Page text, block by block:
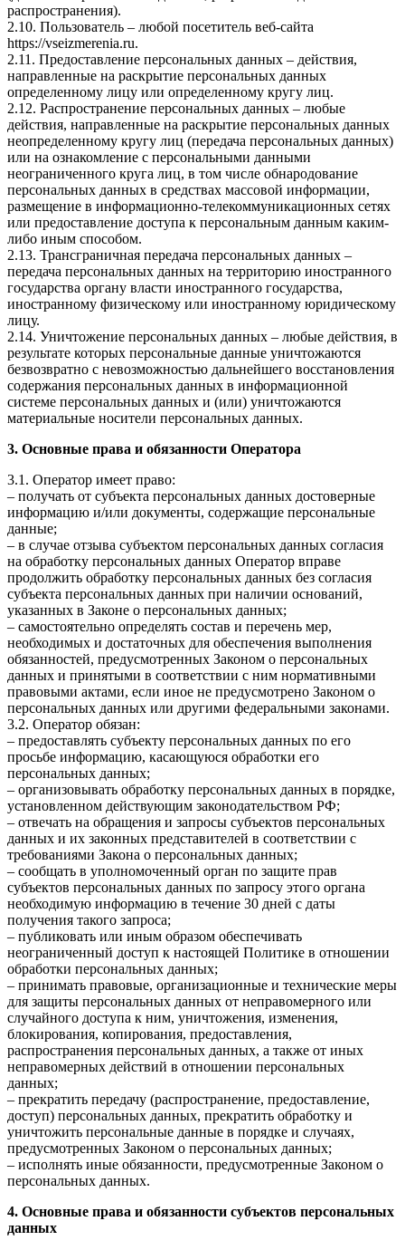
распространения).
2.10. Пользователь – любой посетитель веб-сайта
https://vseizmerenia.ru.
2.11. Предоставление персональных данных – действия,
направленные на раскрытие персональных данных
определенному лицу или определенному кругу лиц.
2.12. Распространение персональных данных – любые
действия, направленные на раскрытие персональных данных
неопределенному кругу лиц (передача персональных данных)
или на ознакомление с персональными данными
неограниченного круга лиц, в том числе обнародование
персональных данных в средствах массовой информации,
размещение в информационно-телекоммуникационных сетях
или предоставление доступа к персональным данным каким-
либо иным способом.
2.13. Трансграничная передача персональных данных –
передача персональных данных на территорию иностранного
государства органу власти иностранного государства,
иностранному физическому или иностранному юридическому
лицу.
2.14. Уничтожение персональных данных – любые действия, в
результате которых персональные данные уничтожаются
безвозвратно с невозможностью дальнейшего восстановления
содержания персональных данных в информационной
системе персональных данных и (или) уничтожаются
материальные носители персональных данных.
3. Основные права и обязанности Оператора
3.1. Оператор имеет право:
– получать от субъекта персональных данных достоверные
информацию и/или документы, содержащие персональные
данные;
– в случае отзыва субъектом персональных данных согласия
на обработку персональных данных Оператор вправе
продолжить обработку персональных данных без согласия
субъекта персональных данных при наличии оснований,
указанных в Законе о персональных данных;
– самостоятельно определять состав и перечень мер,
необходимых и достаточных для обеспечения выполнения
обязанностей, предусмотренных Законом о персональных
данных и принятыми в соответствии с ним нормативными
правовыми актами, если иное не предусмотрено Законом о
персональных данных или другими федеральными законами.
3.2. Оператор обязан:
– предоставлять субъекту персональных данных по его
просьбе информацию, касающуюся обработки его
персональных данных;
– организовывать обработку персональных данных в порядке,
установленном действующим законодательством РФ;
– отвечать на обращения и запросы субъектов персональных
данных и их законных представителей в соответствии с
требованиями Закона о персональных данных;
– сообщать в уполномоченный орган по защите прав
субъектов персональных данных по запросу этого органа
необходимую информацию в течение 30 дней с даты
получения такого запроса;
– публиковать или иным образом обеспечивать
неограниченный доступ к настоящей Политике в отношении
обработки персональных данных;
– принимать правовые, организационные и технические меры
для защиты персональных данных от неправомерного или
случайного доступа к ним, уничтожения, изменения,
блокирования, копирования, предоставления,
распространения персональных данных, а также от иных
неправомерных действий в отношении персональных
данных;
– прекратить передачу (распространение, предоставление,
доступ) персональных данных, прекратить обработку и
уничтожить персональные данные в порядке и случаях,
предусмотренных Законом о персональных данных;
– исполнять иные обязанности, предусмотренные Законом о
персональных данных.
4. Основные права и обязанности субъектов персональных
данных